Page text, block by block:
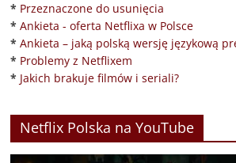
* Przeznaczone do usunięcia
* Ankieta - oferta Netflixa w Polsce
* Ankieta – jaką polską wersję językową
* Problemy z Netflixem
* Jakich brakuje filmów i seriali?
Netflix Polska na YouTube